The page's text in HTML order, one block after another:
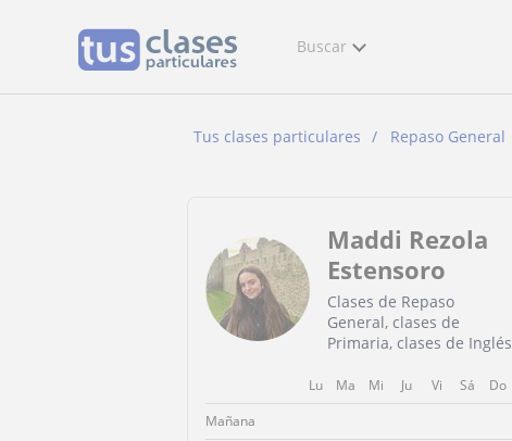
Buscar
Tus clases particulares Repaso General
Maddi Rezola
Estensoro
Clases de Repaso
General, clases de
Primaria, clases de Inglés
Lu Ma Mi Ju Vi Sá
Do
Mañana